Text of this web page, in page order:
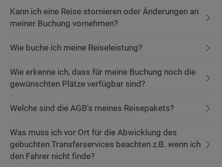
Kann ich eine Reise stornieren oder Änderungen an
meiner Buchung vornehmen?
Wie buche ich meine Reiseleistung?
Wie erkenne ich, dass für meine Buchung noch die
gewünschten Plätze verfügbar sind?
Welche sind die AGB's meines Reisepakets?
Was muss ich vor Ort für die Abwicklung des
gebuchten Transferservices beachten z.B. wenn ich
den Fahrer nicht finde?